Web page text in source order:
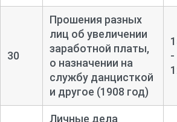
30
Прошения разных
лиц об увеличении
заработной платы,
о назначении на
службу данцисткой
и другое (1908 год)
-
Личные дела